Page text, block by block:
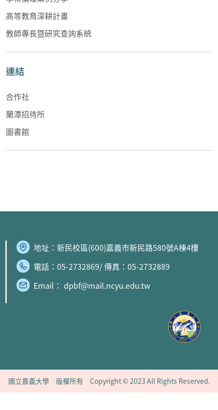
高等教育深耕計畫
教師專長暨研究查詢系統
連結
合作社
蘭潭招待所
圖書館
地址： 新民校區(600)嘉義市新民路580號A棟4樓
電話：05-2732869/ 傳真：05-2732889
Email： dpbf@mail.ncyu.edu.tw
國立嘉義大學 版權所有 Copyright © 2023 All Rights Reserved.